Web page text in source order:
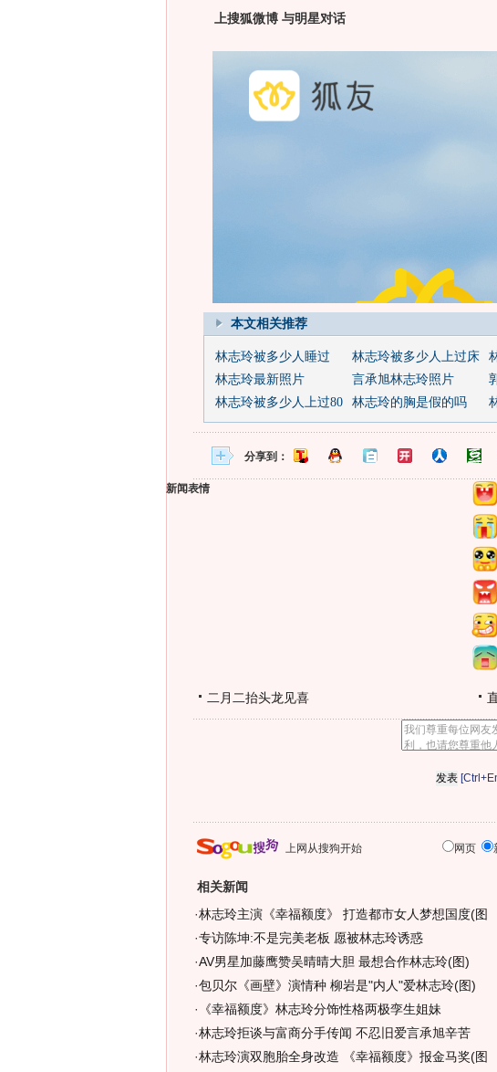
上搜狐微博 与明星对话
本文相关推荐
林志玲被多少人睡过 林志玲被多少人上过床
林志玲最新照片
言承旭林志玲照片
林志玲被多少人上过80
林志玲的胸是假的吗
分享到：
新闻表情
二月二抬头龙见喜
上网从搜狗开始 网页
相关新闻
·林志玲主演《幸福额度》 打造都市女人梦想国度(图
·专访陈坤:不是完美老板 愿被林志玲诱惑
·AV男星加藤鹰赞吴晴晴大胆 最想合作林志玲(图)
·包贝尔《画壁》演情种 柳岩是"内人"爱林志玲(图)
· 《幸福额度》林志玲分饰性格两极孪生姐妹
·林志玲拒谈与富商分手传闻 不忍旧爱言承旭辛苦
·林志玲演双胞胎全身改造 《幸福额度》报金马奖(图